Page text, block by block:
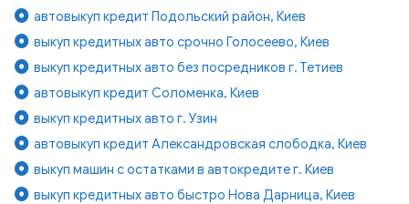
автовыкуп кредит Подольский район, Киев
выкуп кредитных авто срочно Голосеево, Киев
выкуп кредитных авто без посредников г. Тетиев
автовыкуп кредит Соломенка, Киев
выкуп кредитных авто г. Узин
автовыкуп кредит Александровская слободка, Киев
выкуп машин с остатками в автокредите г. Киев
выкуп кредитных авто быстро Нова Дарница, Киев